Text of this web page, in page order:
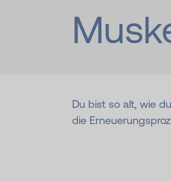
Du bist so alt, wie
die